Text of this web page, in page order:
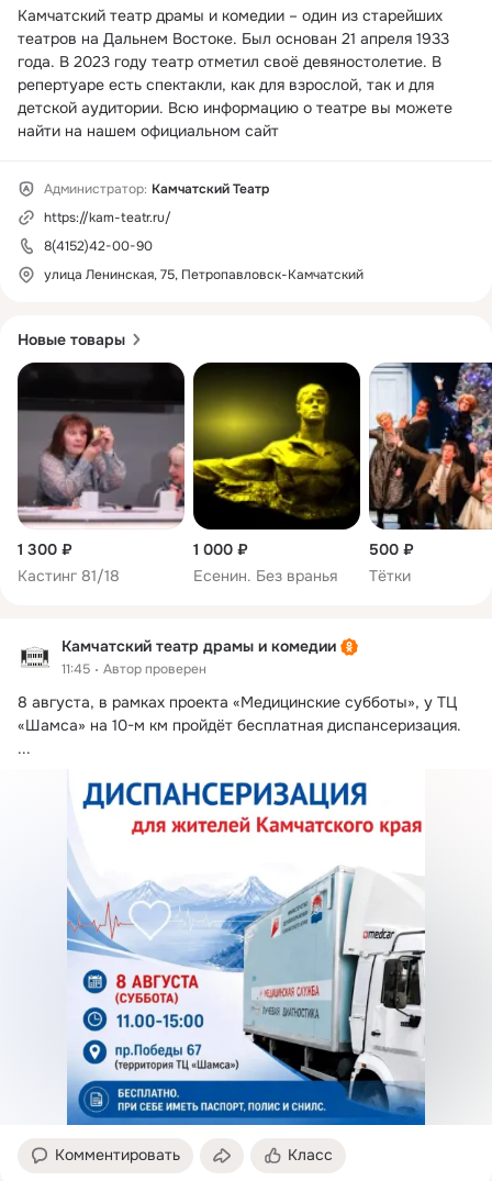
Новые товары
1 300 ₽
Кастинг 81/18
1 000 ₽
Есенин. Без вранья
500 ₽
Тётки
Камчатский театр драмы и комедии
11:45 Автор проверен
8 августа, в рамках проекта «Медицинские субботы», у ТЦ
«Шамса» на 10-м км пройдёт бесплатная диспансеризация.
...
Комментировать Класс
Камчатский театр драмы и комедии – один из старейших
театров на Дальнем Востоке. Был основан 21 апреля 1933
года. В 2023 году театр отметил своё девяностолетие. В
репертуаре есть спектакли, как для взрослой, так и для
детской аудитории. Всю информацию о театре вы можете
найти на нашем официальном сайт
Администратор: Камчатский Театр
https://kam-teatr.ru/
8(4152)42-00-90
улица Ленинская, 75, Петропавловск-Камчатский